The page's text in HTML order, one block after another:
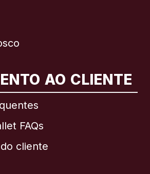
AO CLIENTE
FAQs
cliente
English